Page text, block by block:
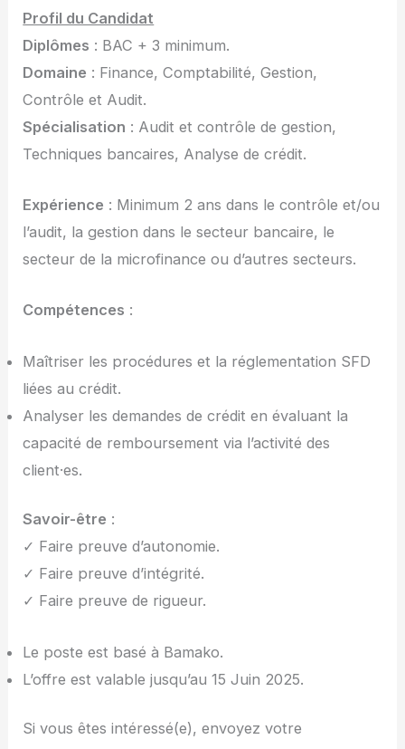
Profil du Candidat
Diplômes : BAC + 3 minimum.
Domaine : Finance, Comptabilité, Gestion,
Contrôle et Audit.
Spécialisation : Audit et contrôle de gestion,
Techniques bancaires, Analyse de crédit.
Expérience : Minimum 2 ans dans le contrôle et/ou
l’audit, la gestion dans le secteur bancaire, le
secteur de la microfinance ou d’autres secteurs.
Compétences :
Maîtriser les procédures et la réglementation SFD
liées au crédit.
Analyser les demandes de crédit en évaluant la
capacité de remboursement via l’activité des
client·es.
Savoir-être :
✓ Faire preuve d’autonomie.
✓ Faire preuve d’intégrité.
✓ Faire preuve de rigueur.
Le poste est basé à Bamako.
L’offre est valable jusqu’au 15 Juin 2025.
Si vous êtes intéressé(e), envoyez votre